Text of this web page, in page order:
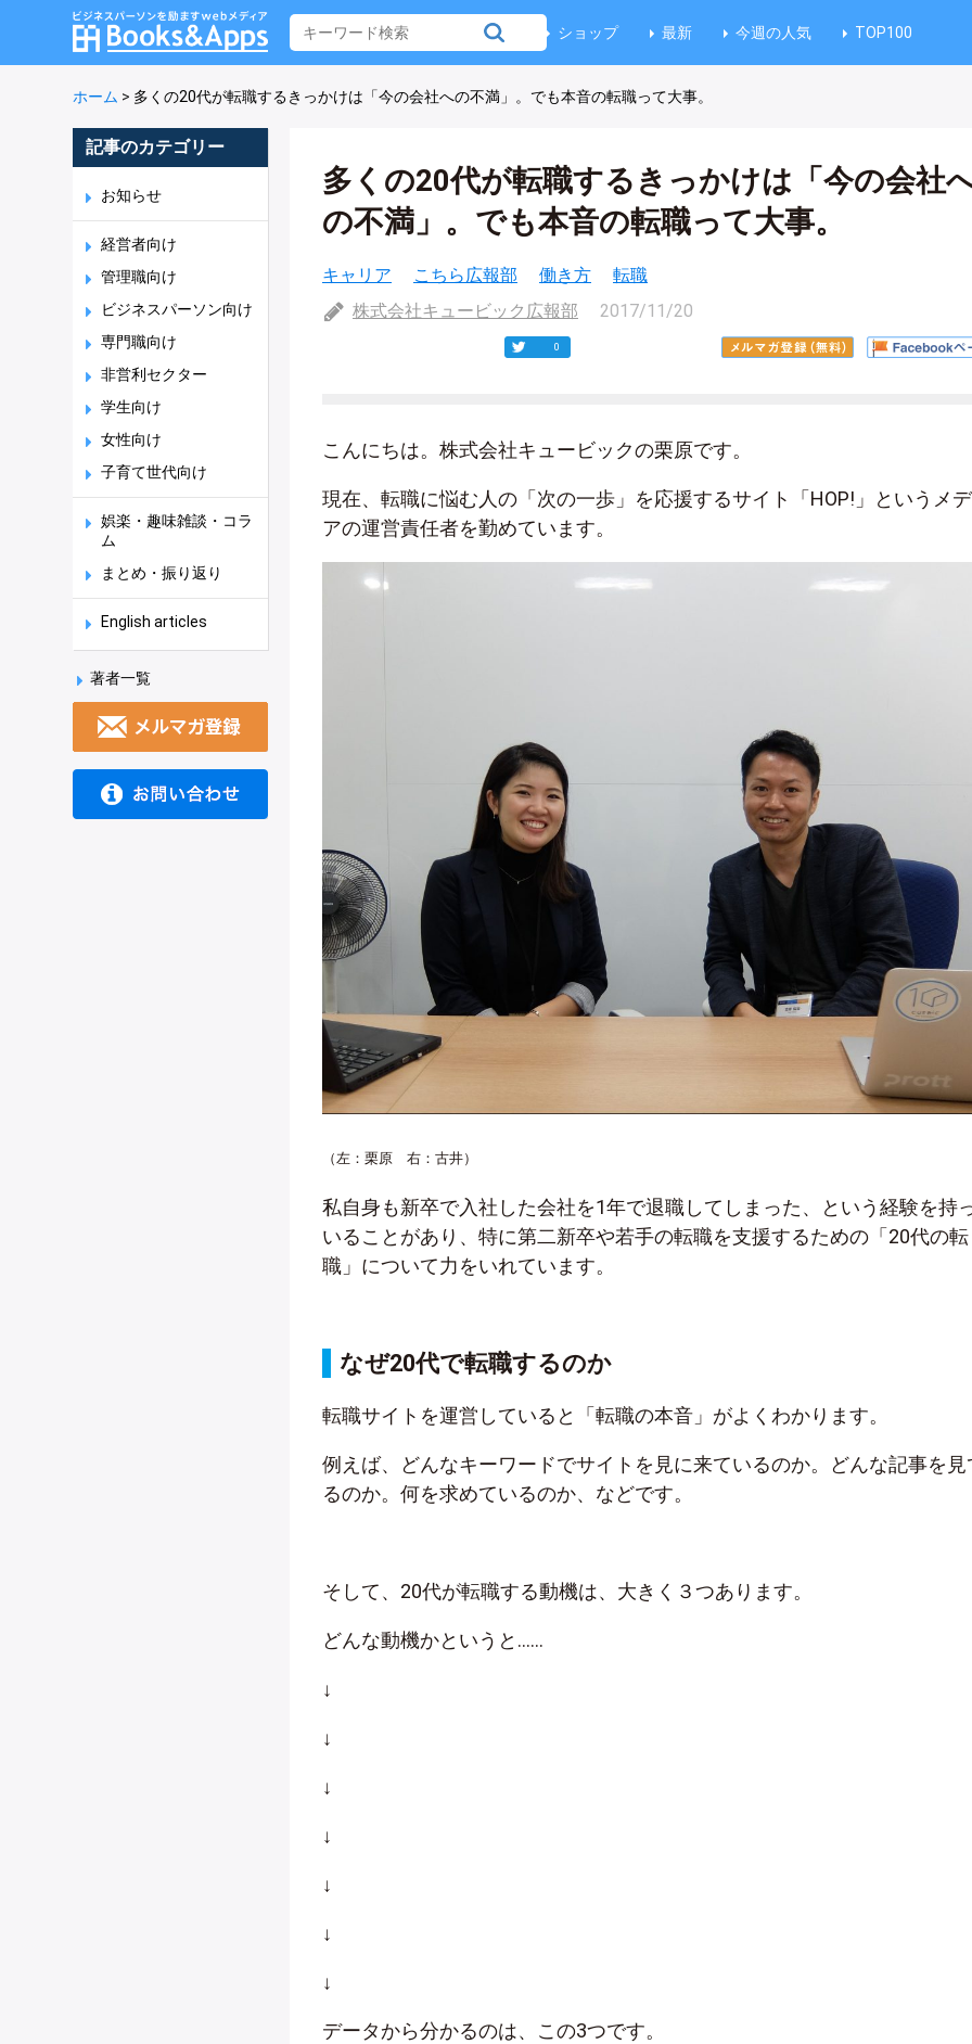
ショップ 最新 今週の人気 TOP100
ホーム > 多くの20代が転職するきっかけは「今の会社への不満」。でも本音の転職って大事。
記事のカテゴリー
お知らせ
経営者向け
管理職向け
ビジネスパーソン向け
専門職向け
非営利セクター
学生向け
女性向け
子育て世代向け
娯楽・趣味雑談・コラ
ム
まとめ・振り返り
English articles
著者一覧
多くの20代が転職するきっかけは「今の会社
の不満」。でも本音の転職って大事。
キャリア こちら広報部 働き方
転職
株式会社キュービック広報部
2017/11/20
0
こんにちは。株式会社キュービックの栗原です。
現在、転職に悩む人の「次の一歩」を応援するサイト「HOP!」というメ
アの運営責任者を勤めています。
（左：栗原 右：古井）
私自身も新卒で入社した会社を1年で退職してしまった、という経験を持
いることがあり、特に第二新卒や若手の転職を支援するための「20代の転
職」について力をいれています。
なぜ20代で転職するのか
転職サイトを運営していると「転職の本音」がよくわかります。
例えば、どんなキーワードでサイトを見に来ているのか。どんな記事を見
るのか。何を求めているのか、などです。
そして、20代が転職する動機は、大きく３つあります。
どんな動機かというと……
↓
↓
↓
↓
↓
↓
↓
データから分かるのは、この3つです。